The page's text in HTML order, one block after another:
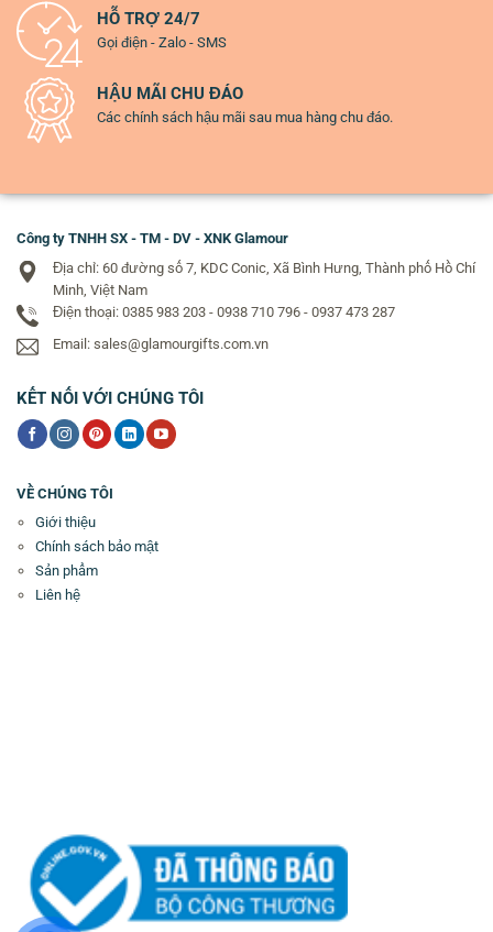
HỖ TRỢ 24/7
Gọi điện - Zalo - SMS
HẬU MÃI CHU ĐÁO
Các chính sách hậu mãi sau mua hàng chu đáo.
Công ty TNHH SX - TM - DV - XNK Glamour
Địa chỉ: 60 đường số 7, KDC Conic, Xã Bình Hưng, Thành phố Hồ Chí
Minh, Việt Nam
Điện thoại: 0385 983 203 - 0938 710 796 - 0937 473 287
Email: sales@glamourgifts.com.vn
KẾT NỐI VỚI CHÚNG TÔI
VỀ CHÚNG TÔI
Giới thiệu
Chính sách bảo mật
Sản phẩm
Liên hệ